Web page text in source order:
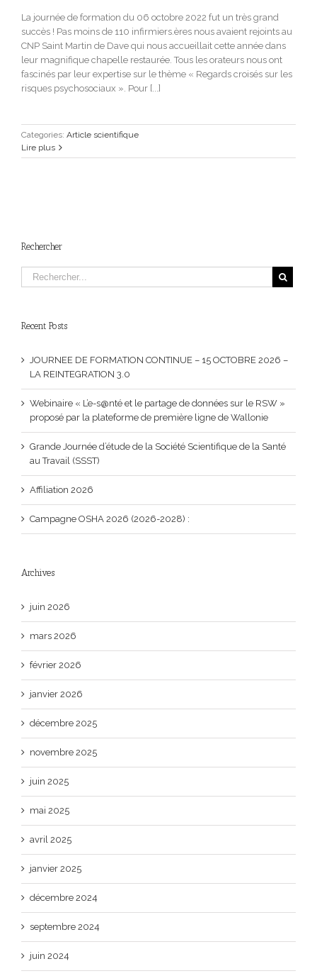
La journée de formation du 06 octobre 2022 fut un très grand
succès ! Pas moins de 110 infirmiers.ères nous avaient rejoints au
CNP Saint Martin de Dave qui nous accueillait cette année dans
leur magnifique chapelle restaurée. Tous les orateurs nous ont
fascinés par leur expertise sur le thème « Regards croisés sur les
risques psychosociaux ». Pour [...]
Categories: Article scientifique
Lire plus
Rechercher
Recent Posts
JOURNEE DE FORMATION CONTINUE – 15 OCTOBRE 2026 –
LA REINTEGRATION 3.0
Webinaire « L’e-s@nté et le partage de données sur le RSW »
proposé par la plateforme de première ligne de Wallonie
Grande Journée d’étude de la Société Scientifique de la Santé
au Travail (SSST)
Affiliation 2026
Campagne OSHA 2026 (2026-2028) :
Archives
juin 2026
mars 2026
février 2026
janvier 2026
décembre 2025
novembre 2025
juin 2025
mai 2025
avril 2025
janvier 2025
décembre 2024
septembre 2024
juin 2024